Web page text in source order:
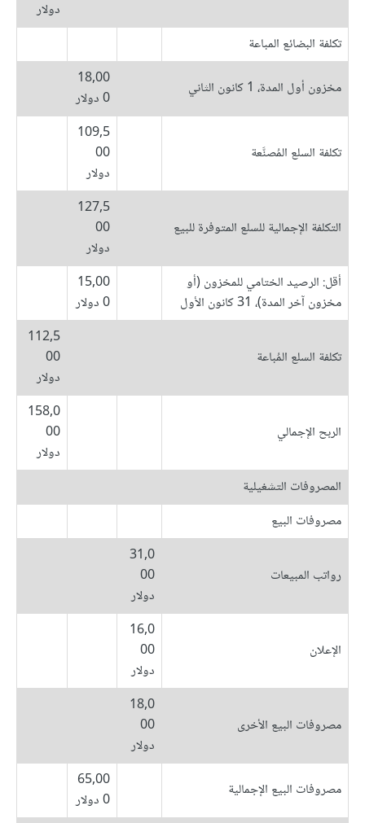
دولار
تكلفة البضائع المباعة
مخزون أول المدة، 1 كانون الثاني
18,00
0 دولار
تكلفة السلع المُصنَّعة
109,5
00
دولار
التكلفة الإجمالية للسلع المتوفرة للبيع
127,5
00
دولار
أقل: الرصيد الختامي للمخزون (أو
مخزون آخر المدة)، 31 كانون الأول
15,00
0 دولار
تكلفة السلع المُباعة
112,5
00
دولار
الربح الإجمالي
158,0
00
دولار
المصروفات التشغيلية
مصروفات البيع
رواتب المبيعات
31,0
00
دولار
الإعلان
16,0
00
دولار
مصروفات البيع الأخرى
18,0
00
دولار
مصروفات البيع الإجمالية
65,00
0 دولار